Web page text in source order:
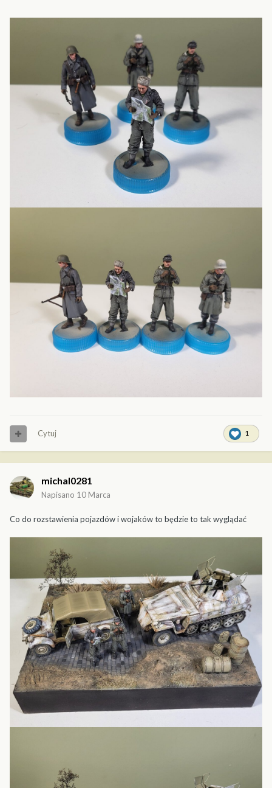
1
Cytuj
michal0281
Napisano 10 Marca
Co do rozstawienia pojazdów i wojaków to będzie to tak wyglądać